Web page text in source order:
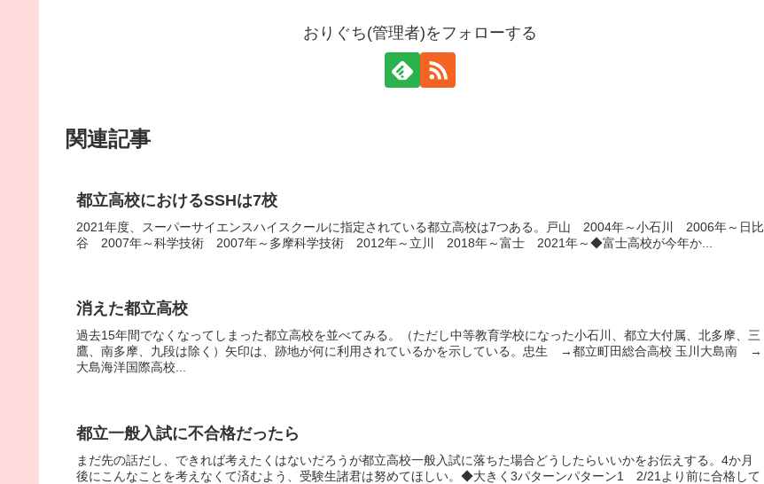
おりぐち(管理者)をフォローする
関連記事
都立高校におけるSSHは7校
2021年度、スーパーサイエンスハイスクールに指定されている都立高校は7つある。戸山 2004年～小石川 2006年～日比
谷 2007年～科学技術 2007年～多摩科学技術 2012年～立川 2018年～富士 2021年～◆富士高校が今年か...
消えた都立高校
過去15年間でなくなってしまった都立高校を並べてみる。（ただし中等教育学校になった小石川、都立大付属、北多摩、三
鷹、南多摩、九段は除く）矢印は、跡地が何に利用されているかを示している。忠生 →都立町田総合高校 玉川大島南 →
大島海洋国際高校...
都立一般入試に不合格だったら
まだ先の話だし、できれば考えたくはないだろうが都立高校一般入試に落ちた場合どうしたらいいかをお伝えする。4か月
後にこんなことを考えなくて済むよう、受験生諸君は努めてほしい。◆大きく3パターンパターン1 2/21より前に合格して